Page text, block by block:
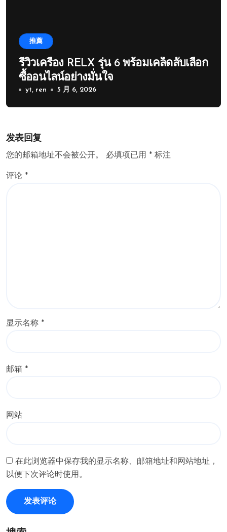
推薦
รีวิวเครื่อง RELX รุ่น 6 พร้อมเคล็ดลับเลือก
ซื้ออนไลน์อย่างมั่นใจ
yt, ren 5 月 6, 2026
发表回复
您的邮箱地址不会被公开。 必填项已用 * 标注
评论 *
显示名称 *
邮箱 *
网站
在此浏览器中保存我的显示名称、邮箱地址和网站地址，
以便下次评论时使用。